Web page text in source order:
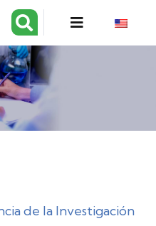
de la Investigación